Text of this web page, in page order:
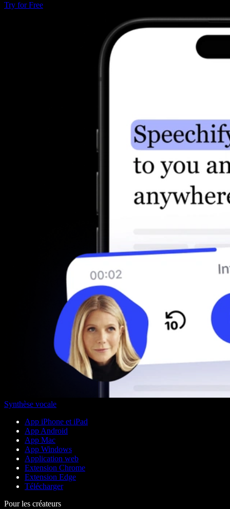
Try for Free
Synthèse vocale
App iPhone et iPad
App Android
App Mac
App Windows
Application web
Extension Chrome
Extension Edge
Télécharger
Pour les créateurs